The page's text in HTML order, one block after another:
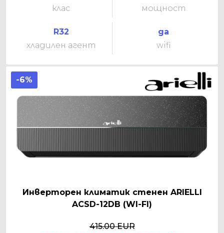
клас
мощност
R32
хладилен агент
да
wifi
-6%
Инверторен климатик стенен ARIELLI
ACSD-12DB (WI-FI)
415.00 EUR